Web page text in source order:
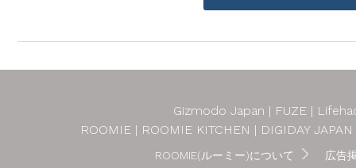
Gizmodo Japan FUZE
ROOMIE
ROOMIE KITCHEN DIGIDAY JAPAN
ROOMIE(ルーミー)について 広告